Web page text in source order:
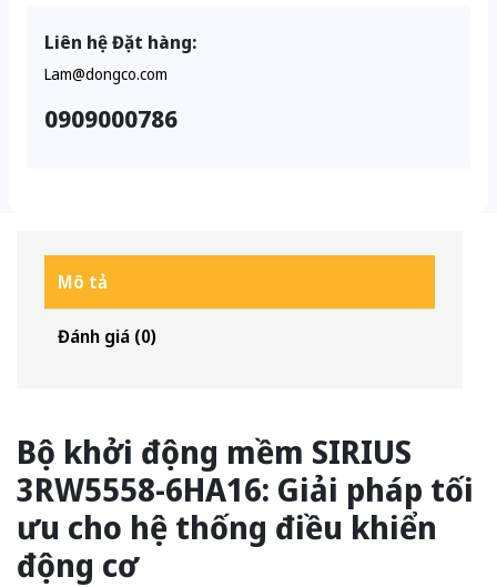
Liên hệ Đặt hàng:
Lam@dongco.com
0909000786
Mô tả
Đánh giá (0)
Bộ khởi động mềm SIRIUS
3RW5558-6HA16: Giải pháp tối
ưu cho hệ thống điều khiển
động cơ